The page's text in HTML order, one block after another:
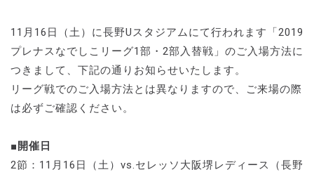
11月16日（土）に長野Uスタジアムにて行われます「2019
プレナスなでしこリーグ1部・2部入替戦」のご入場方法に
つきまして、下記の通りお知らせいたします。
リーグ戦でのご入場方法とは異なりますので、ご来場の際
は必ずご確認ください。
■開催日
2節：11月16日（土）vs.セレッソ大阪堺レディース（長野